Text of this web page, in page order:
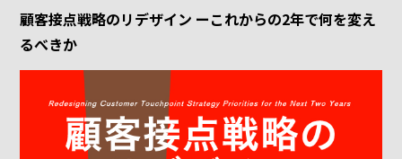
顧客接点戦略のリデザイン ーこれからの2年で何を変え
るべきか